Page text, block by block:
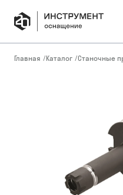
Главная /Каталог /Станочные